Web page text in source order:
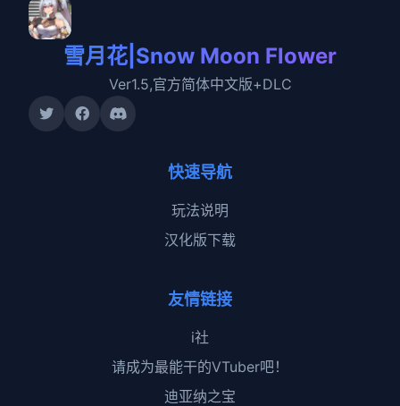
雪月花|Snow Moon Flower
Ver1.5,官方简体中文版+DLC
快速导航
玩法说明
汉化版下载
友情链接
i社
请成为最能干的VTuber吧！
迪亚纳之宝